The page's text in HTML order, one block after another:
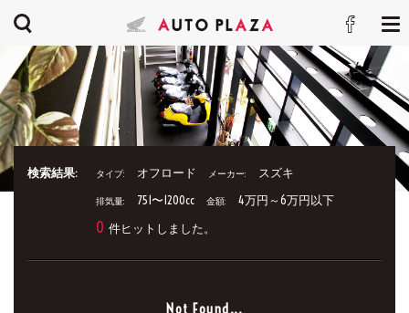
検索結果: タイプ: オフロード メーカー: スズキ
排気量: 751〜1200cc 金額: 4万円～6万円以下
0 件ヒットしました。
Not Found...